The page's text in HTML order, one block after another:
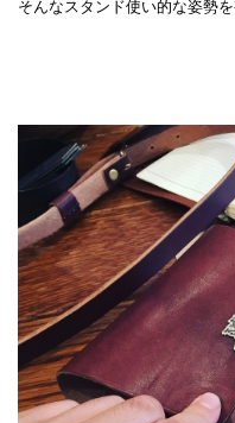
そんなスタンド使い的な姿勢